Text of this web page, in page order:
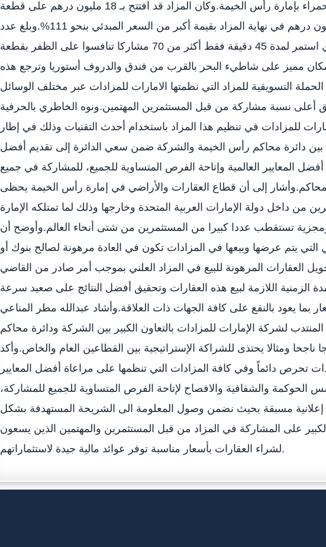
السكني في الجزيرة الحمراء بإمارة رأس الخيمة.وكان المزاد قد افتتح بـ 18 مليون درهم على قطعة
الأرض إلا أنها بيعت بـ 41 مليون درهم في نهاية المزاد بقيمة أكبر من السعر المبدئي بنحو 111%.وبلغ عدد
المشاركين في المزاد الذي استمر لمدة 45 دقيقة فقط أكثر من 70 مشاركا تنافسوا على الظفر بقطعة
مميز على شاطيء البحر بالقرب من فندق والدروف أستوريا وترجع هذه
الحملة التسويقية للمزاد التي نظمتها الامارات للمزادات عبر مختلف الوسائل
أعلى نسبة مشاركة من قبل المستثمرين المهتمين.ونوه الخاطري بالحرفية
للمزادات في تنظيم هذا المزاد باستخدام أحدث التقنيات وذلك في إطار
بين دائرة محاكم رأس الخيمة والشركة ضمن سعي الدائرة إلى تقديم أفضل
المعايير العالمية وإتاحة الفرص المتساوية للجميع، للمشاركة في جميع
إلى أن قطاع العقارات والأراضي في إمارة رأس الخيمة يحظى
من داخل دولة الإمارات العربية المتحدة وخارجها وذلك لما تمتلكه الإمارة
تستقطب عددا كبيرا من المستثمرين من شتى أنحاء العالم.وأوضح أن
التي يتم عرضها وبيعها في المزادات تكون في العادة مرهونة لصالح بنوك أو
العقارات المرهونة للبيع في المزاد العلني بموجب أمر صادر من القاضي
الزمنية اللازمة لبيع هذه العقارات وتحقيق أفضل النتائج على صعيد سرعة
بما يعود بالنفع على كافة الجهات ذات العلاقة.وأشاد عبدالله مطر المناعي
لشركة الإمارات للمزادات بالتعاون الكبير بين الشركة ودائرة محاكم
ناجحا ومثالا يحتذى للشراكة الإستراتيجية بين القطاعين العام والخاص.وأكد
تحرص دائماً وفي كافة المزادات التي تنظمها على مراعاة أفضل المعايير
والشفافية والافصاح لإتاحة الفرص المتساوية للجميع للمشاركة،
مسبقة بحيث نضمن وصول المعلومة الى الشريحة المستهدفة بشكل
على المشاركة في المزاد من قبل المستثمرين والمهتمين الذين يسعون
لشراء العقارات بأسعار مناسبة توفر عوائد مالية جيدة لاستثماراتهم.